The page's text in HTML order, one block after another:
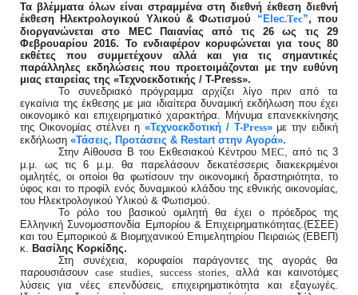
Τα βλέμματα όλων είναι στραμμένα στη διεθνή έκθεση διεθνή
έκθεση Ηλεκτρολογικού Υλικού & Φωτισμού
“ Elec.Tec”, που
διοργανώνεται στο
MEC
Παιανίας από τις 26 ως τις 29
Φεβρουαρίου 2016. Το ενδιαφέρον κορυφώνεται για τους 80
εκθέτες που συμμετέχουν αλλά και για τις σημαντικές
παράλληλες εκδηλώσεις που προετοιμάζονται με την ευθύνη
μιας εταιρείας της «Τεχνοεκδοτικής / Τ-Press».
Το συνεδριακό πρόγραμμα αρχίζει λίγο πριν από τα
εγκαίνια της έκθεσης με μια ιδιαίτερα δυναμική εκδήλωση που έχει
οικονομικό και επιχειρηματικό χαρακτήρα. Μήνυμα επανεκκίνησης
της Οικονομίας στέλνει η «Τεχνοεκδοτική / Τ-Press» με την ειδική
εκδήλωση «Τάσεις, Προτάσεις & Restart στην Αγορά».
Στην Αίθουσα Β του Εκθεσιακού Κέντρου MEC, από τις 3
μ.μ. ως τις 6 μ.μ. θα παρελάσουν δεκατέσσερις διακεκριμένοι
ομιλητές, οι οποίοι θα φωτίσουν την οικονομική δραστηριότητα, το
ύφος και το προφίλ ενός δυναμικού κλάδου της εθνικής οικονομίας,
του Ηλεκτρολογικού Υλικού & Φωτισμού.
Το ρόλο του βασικού ομιλητή θα έχει ο πρόεδρος της
Ελληνική Συνομοσπονδία Εμπορίου & Επιχειρηματικότητας.(ΕΣΕΕ)
και του Εμπορικού & Βιομηχανικού Επιμελητηρίου Πειραιώς (ΕΒΕΠ)
κ. Βασίλης Κορκίδης.
Στη συνέχεια, κορυφαίοι παράγοντες της αγοράς θα
παρουσιάσουν
case studies, success stories, αλλά και καινοτόμες
λύσεις για νέες επενδύσεις, επιχειρηματικότητα και εξαγωγές.